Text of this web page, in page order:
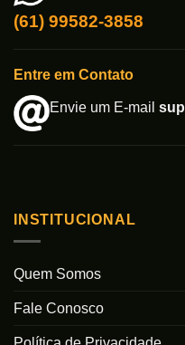
(61) 99582-3858
Entre em Contato
Envie um E-mail
INSTITUCIONAL
Quem Somos
Fale Conosco